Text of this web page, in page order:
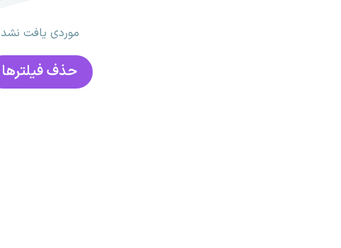
موردی یافت نشد
حذف فیلتر‌ها